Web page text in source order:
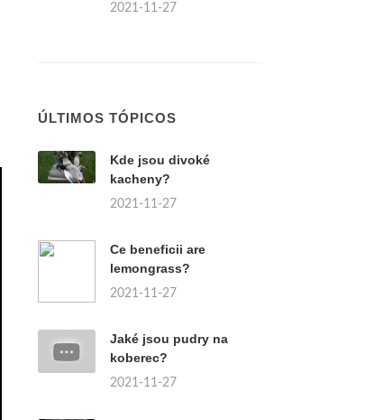
2021-11-27
ÚLTIMOS TÓPICOS
Kde jsou divoké
kacheny?
2021-11-27
Ce beneficii are
lemongrass?
2021-11-27
Jaké jsou pudry na
koberec?
2021-11-27